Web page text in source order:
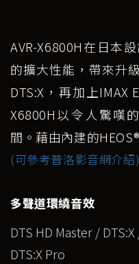
AVR-X6800H在日本
的擴大性能，帶來升
DTS:X，再加上IMAX
X6800H以令人驚嘆
間。藉由內建的
(可參考普洛影音網介紹)
多聲道環繞音效
DTS HD Master /
DTS:X Pro